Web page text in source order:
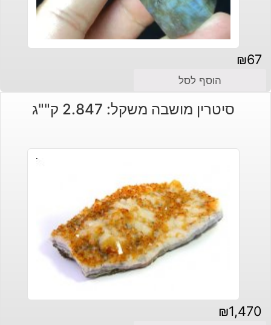
₪67
הוסף לסל
סיטרין מושבה משקל: 2.847 ק""ג
₪1,470